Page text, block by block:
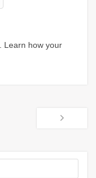
Learn how your